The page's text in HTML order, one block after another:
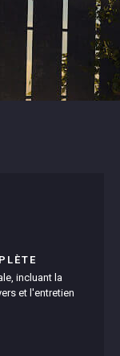
incluant la
et l'entretien